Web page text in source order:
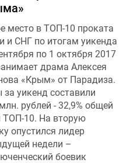
место в ТОП-10 проката
и СНГ по итогам уикенда
по 1 октября 2017
драма Алексея
«Крым» от Парадиза.
за уикенд составили
рублей - 32,9% общей
ТОП-10. На вторую
опустился лидер
недели –
боевик